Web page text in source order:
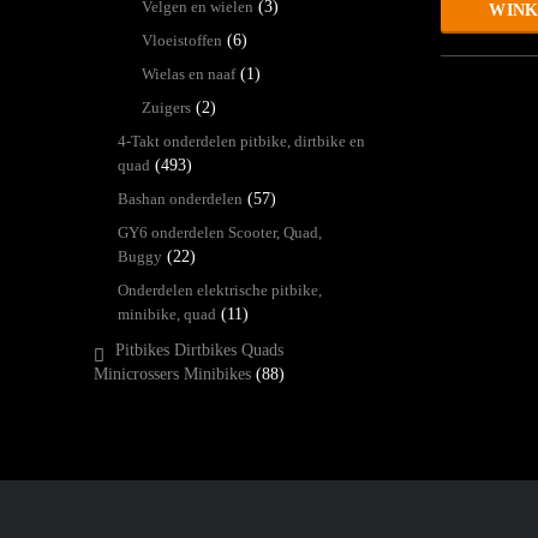
Velgen en wielen (3)
Vloeistoffen (6)
Wielas en naaf (1)
Zuigers (2)
4-Takt onderdelen pitbike, dirtbike en
quad (493)
Bashan onderdelen (57)
GY6 onderdelen Scooter, Quad,
Buggy (22)
Onderdelen elektrische pitbike,
minibike, quad (11)
Pitbikes Dirtbikes Quads
Minicrossers Minibikes (88)